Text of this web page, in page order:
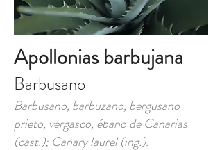
Apollonias barbujana
Barbusano
Barbusano, barbuzano, bergusano
prieto, vergasco, ébano de Canarias
(cast.); Canary laurel (ing.).